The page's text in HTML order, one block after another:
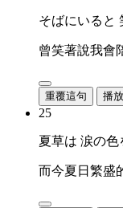
そばにいると
曾笑著說我會
重覆這句 播
25
夏草は 涙の色
而今夏日繁盛